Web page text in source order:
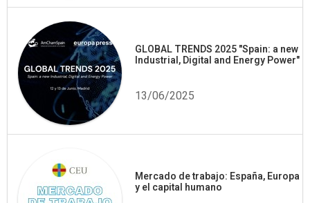
GLOBAL TRENDS 2025 "Spain: a new
Industrial, Digital and Energy Power"
13/06/2025
Mercado de trabajo: España, Europa
y el capital humano